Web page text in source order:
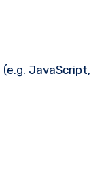
JavaScript,